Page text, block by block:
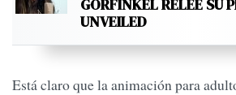
GORFINKEL RELEE SU
UNVEILED
Está claro que la animación para